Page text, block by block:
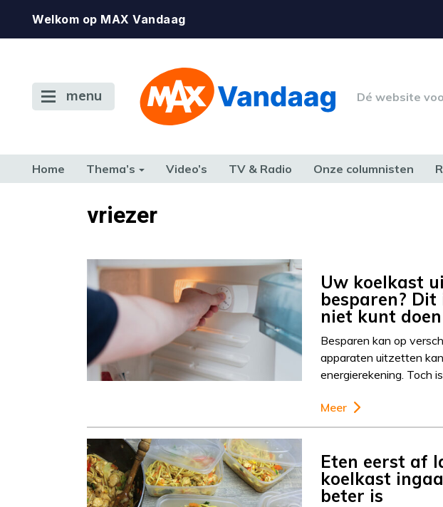
Welkom op MAX Vandaag
menu Dé website
Home Thema’s Video’s TV & Radio Onze columnisten
TERUG NAAR TOENvriezer
Uw koelkast
besparen?
niet kunt doen
Besparen kan op
apparaten uitzetten
energierekening. Toch
Meer
Eten eerst af
koelkast
beter is